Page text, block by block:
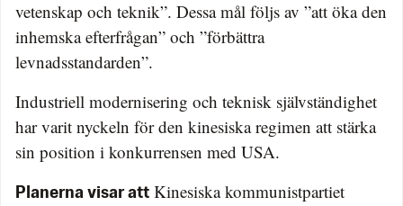
vetenskap och teknik”. Dessa mål följs av ”att öka den
inhemska efterfrågan” och ”förbättra
levnadsstandarden”.
Industriell modernisering och teknisk självständighet
har varit nyckeln för den kinesiska regimen att stärka
sin position i konkurrensen med USA.
Planerna visar att Kinesiska kommunistpartiet